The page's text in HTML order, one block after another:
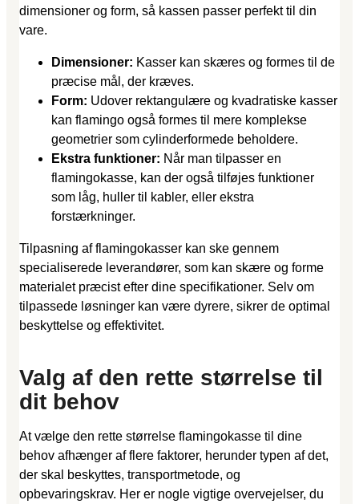
dimensioner og form, så kassen passer perfekt til din
vare.
Dimensioner: Kasser kan skæres og formes til de
præcise mål, der kræves.
Form: Udover rektangulære og kvadratiske kasser
kan flamingo også formes til mere komplekse
geometrier som cylinderformede beholdere.
Ekstra funktioner: Når man tilpasser en
flamingokasse, kan der også tilføjes funktioner
som låg, huller til kabler, eller ekstra
forstærkninger.
Tilpasning af flamingokasser kan ske gennem
specialiserede leverandører, som kan skære og forme
materialet præcist efter dine specifikationer. Selv om
tilpassede løsninger kan være dyrere, sikrer de optimal
beskyttelse og effektivitet.
Valg af den rette størrelse til
dit behov
At vælge den rette størrelse flamingokasse til dine
behov afhænger af flere faktorer, herunder typen af det,
der skal beskyttes, transportmetode, og
opbevaringskrav. Her er nogle vigtige overvejelser, du